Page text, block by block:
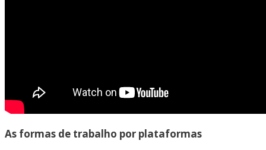
As formas de trabalho por plataformas